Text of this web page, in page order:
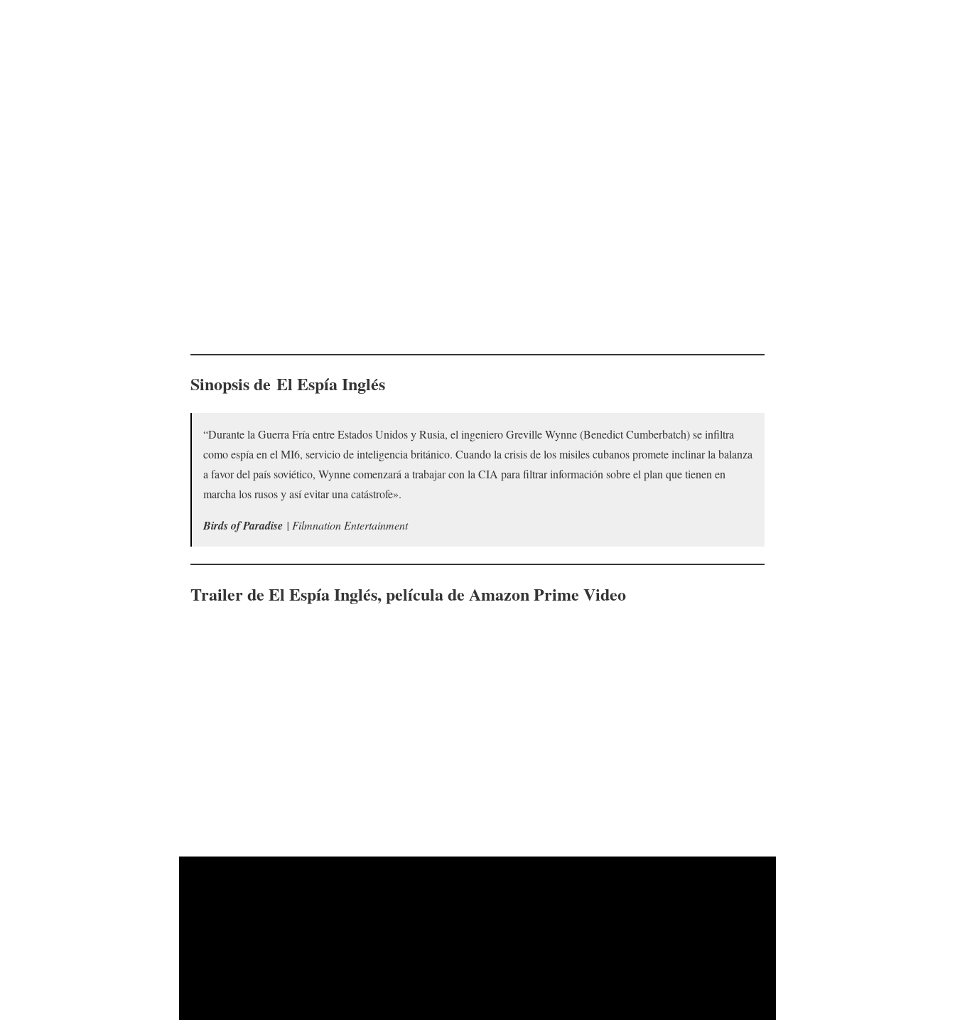
Sinopsis de El Espía Inglés
“Durante la Guerra Fría entre Estados Unidos y Rusia, el ingeniero Greville Wynne (Benedict Cumberbatch) se infiltra
como espía en el MI6, servicio de inteligencia británico. Cuando la crisis de los misiles cubanos promete inclinar la balanza
a favor del país soviético, Wynne comenzará a trabajar con la CIA para filtrar información sobre el plan que tienen en
marcha los rusos y así evitar una catástrofe».
Birds of Paradise | Filmnation Entertainment
Trailer de El Espía Inglés, película de Amazon Prime Video